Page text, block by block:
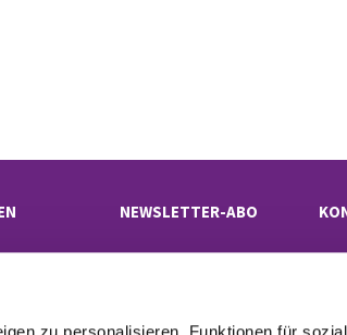
NEWSLETTER-ABO
9 B, 12053 Berlin